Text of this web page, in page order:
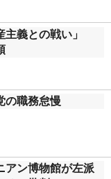
主義との戦い」
の職務怠慢
アン博物館が左派